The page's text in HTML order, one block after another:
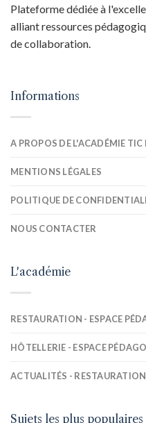
Plateforme dédiée à
alliant ressources
de collaboration.
Informations
A PROPOS DE L'ACADÉMIE TIC
MENTIONS LÉGALES
POLITIQUE DE
NOUS CONTACTER
L'académie
RESTAURATION - ESPACE
HÔTELLERIE - ESPACE
ACTUALITÉS -
Sujets les plus populaires